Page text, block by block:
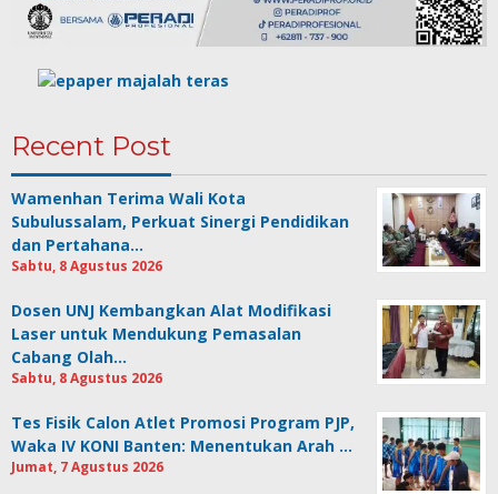
Recent Post
Wamenhan Terima Wali Kota
Subulussalam, Perkuat Sinergi Pendidikan
dan Pertahana…
Sabtu, 8 Agustus 2026
Dosen UNJ Kembangkan Alat Modifikasi
Laser untuk Mendukung Pemasalan
Cabang Olah…
Sabtu, 8 Agustus 2026
Tes Fisik Calon Atlet Promosi Program PJP,
Waka IV KONI Banten: Menentukan Arah …
Jumat, 7 Agustus 2026